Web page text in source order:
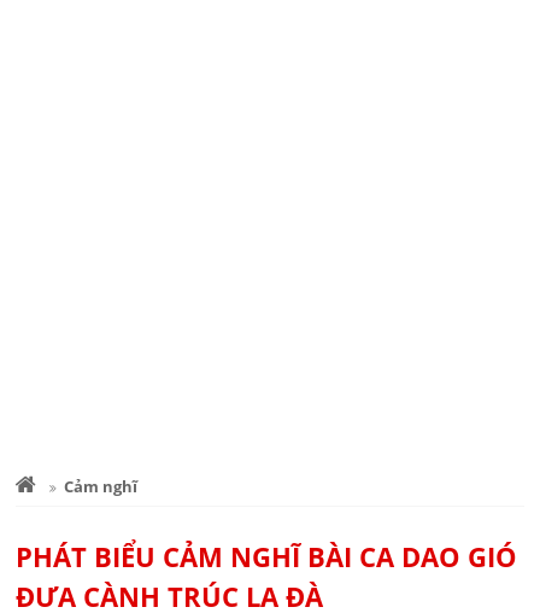
Cảm nghĩ
PHÁT BIỂU CẢM NGHĨ BÀI CA DAO GIÓ
ĐƯA CÀNH TRÚC LA ĐÀ